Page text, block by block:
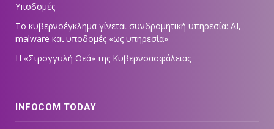
Υποδομές
Το κυβερνοέγκλημα γίνεται συνδρομητική υπηρεσία: AI,
malware και υποδομές «ως υπηρεσία»
Η «Στρογγυλή Θεά» της Κυβερνοασφάλειας
INFOCOM TODAY